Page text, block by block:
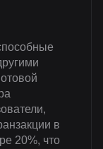
в
20%, что